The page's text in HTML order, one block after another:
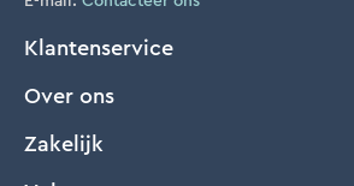
Klantenservice
Verzenden en Retourneren
Over ons
Ons verhaal
Zakelijk